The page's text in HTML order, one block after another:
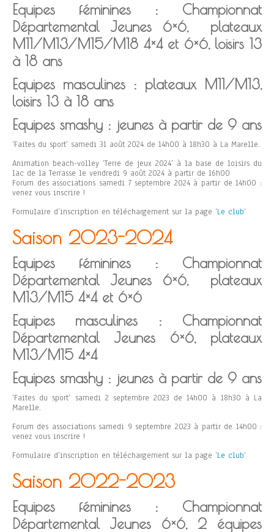
Equipes féminines : Championnat
Départemental Jeunes 6×6, plateaux
M11/M13/M15/M18 4×4 et 6×6, loisirs 13
à 18 ans
Equipes masculines : plateaux M11/M13,
loisirs 13 à 18 ans
Equipes smashy : jeunes à partir de 9 ans
‘Faites du sport’ samedi 31 août 2024 de 14h00 à 18h30 à La Marelle.
Animation beach-volley ‘Terre de jeux 2024’ à la base de loisirs du
lac de la Terrasse le vendredi 9 août 2024 à partir de 16h00
Forum des associations samedi 7 septembre 2024 à partir de 14h00 :
venez vous inscrire !
Formulaire d’inscription en téléchargement sur la page ‘Le club‘
Saison 2023-2024
Equipes féminines : Championnat
Départemental Jeunes 6×6, plateaux
M13/M15 4×4 et 6×6
Equipes masculines : Championnat
Départemental Jeunes 6×6, plateaux
M13/M15 4×4
Equipes smashy : jeunes à partir de 9 ans
‘Faites du sport’ samedi 2 septembre 2023 de 14h00 à 18h30 à La
Marelle.
Forum des associations samedi 9 septembre 2023 à partir de 14h00 :
venez vous inscrire !
Formulaire d’inscription en téléchargement sur la page ‘Le club‘
Saison 2022-2023
Equipes féminines : Championnat
Départemental Jeunes 6×6, 2 équipes